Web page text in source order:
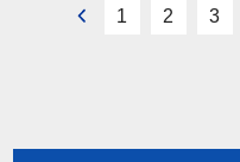
1 2 3